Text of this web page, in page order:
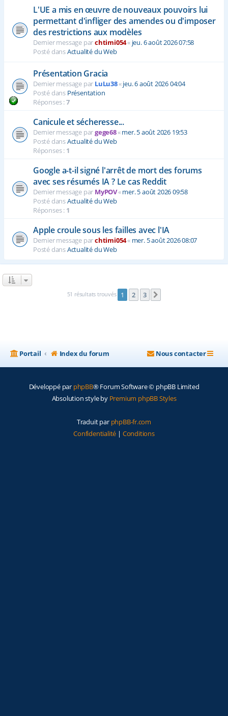
L'UE a mis en œuvre de nouveaux pouvoirs lui
permettant d'infliger des amendes ou d'imposer
des restrictions aux modèles
Dernier message parchtimi054« jeu. 6 août 2026 07:58
Posté dansActualité du Web
Présentation Gracia
Dernier message par LuLu38«jeu. 6 août 2026 04:04
Posté dans Présentation
Réponses :7
Canicule et sécheresse...
Dernier message pargege68«mer. 5 août 2026 19:53
Posté dansActualité du Web
Réponses : 1
Google a-t-il signé l'arrêt de mort des forums
avec ses résumés IA ? Le cas Reddit
Dernier message par MyPOV«mer. 5 août 2026 09:58
Posté dansActualité du Web
Réponses : 1
Apple croule sous les failles avec l'IA
Dernier message parchtimi054« mer. 5 août 2026 08:07
Posté dansActualité du Web
51 résultats trouvés 1 2 3
Portail Index du forum Nous contacter
Développé par phpBB® Forum Software © phpBB Limited
Absolution style by Premium phpBB Styles
Traduit par phpBB-fr.com
Confidentialité | Conditions